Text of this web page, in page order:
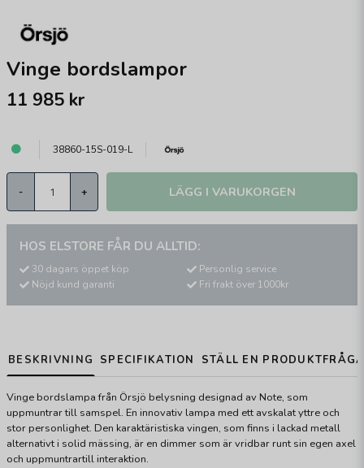
Vinge bordslampor
11 985 kr
38860-15S-019-L
- + LÄGG I VARUKORGEN
HOS ELSTORE FÅR DU ALLTID:
30 dagars öppet köp
Nöjd kund garanti
Personlig service
Fri frakt över 1000kr
BESKRIVNING SPECIFIKATION STÄLL EN
Vinge bordslampa från Örsjö belysning designad av Note, som
uppmuntrar till samspel. En innovativ lampa med ett avskalat yttre och
stor personlighet. Den karaktäristiska vingen, som finns i lackad metall
alternativt i solid mässing, är en dimmer som är vridbar runt sin egen axel
och uppmuntrartill interaktion.